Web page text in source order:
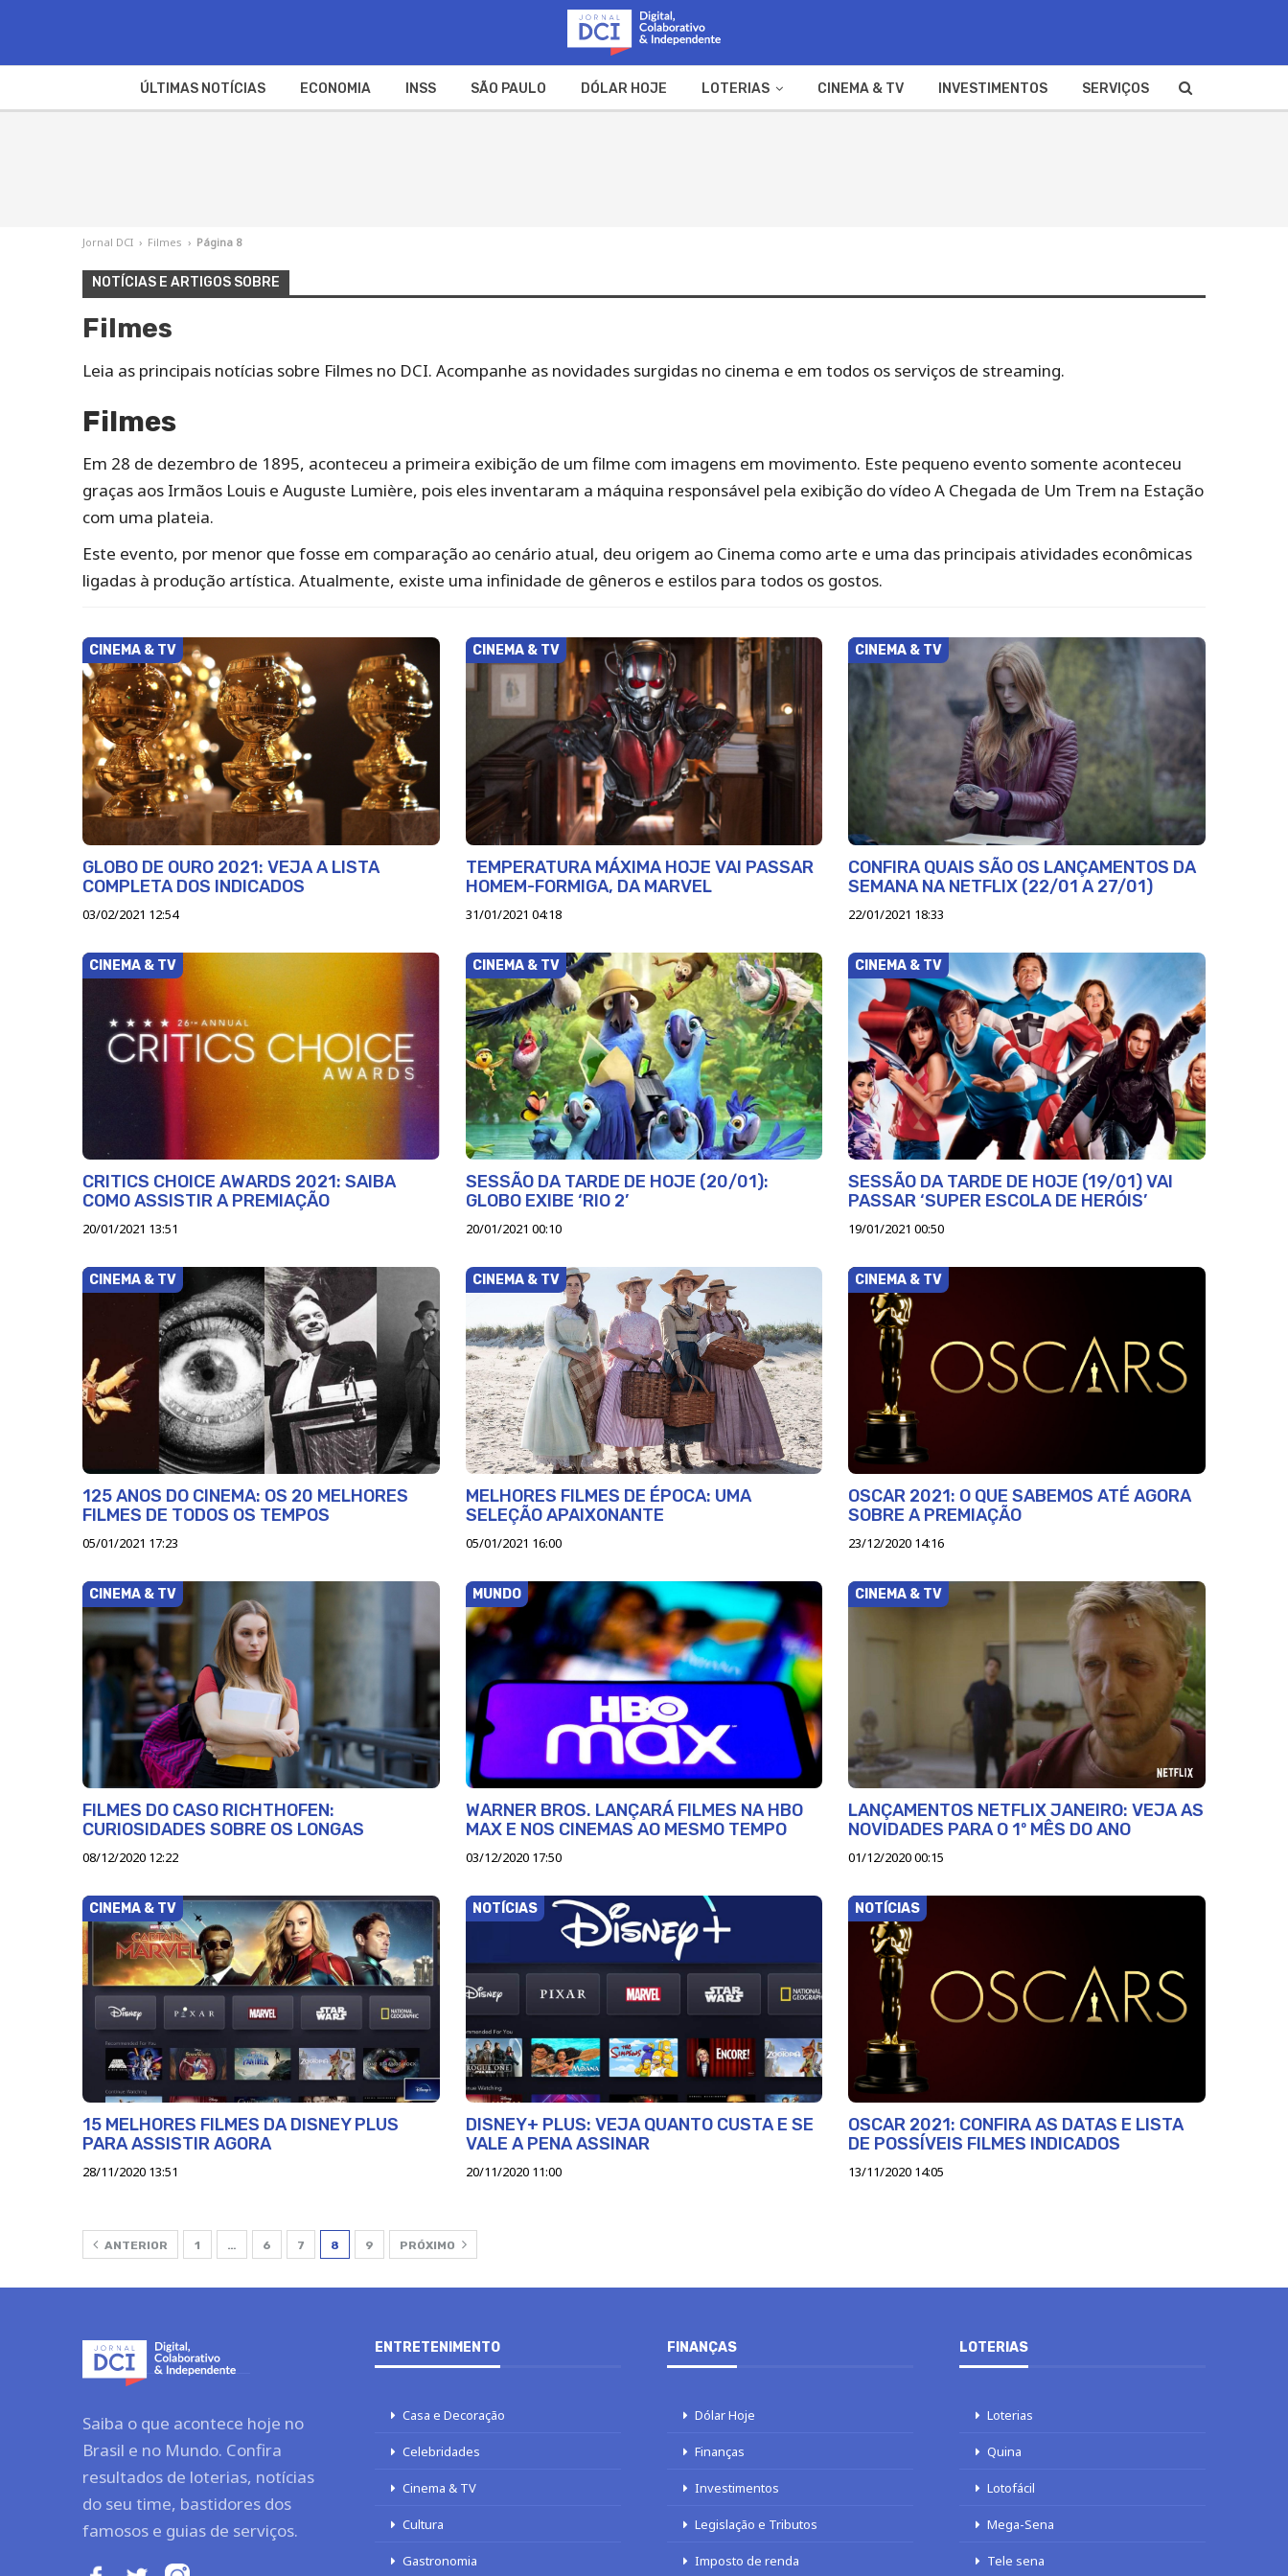
ÚLTIMAS NOTÍCIAS ECONOMIA INSS SÃO PAULO DÓLAR HOJE LOTERIAS CINEMA & TV INVESTIMENTOS SERVIÇOS
Jornal DCI › Filmes › Página 8
NOTÍCIAS E ARTIGOS SOBRE
Filmes
Leia as principais notícias sobre Filmes no DCI. Acompanhe as novidades surgidas no cinema e em todos os serviços de streaming.
Filmes
Em 28 de dezembro de 1895, aconteceu a primeira exibição de um filme com imagens em movimento. Este pequeno evento somente aconteceu
graças aos Irmãos Louis e Auguste Lumière, pois eles inventaram a máquina responsável pela exibição do vídeo A Chegada de Um Trem na Estação
com uma plateia.
Este evento, por menor que fosse em comparação ao cenário atual, deu origem ao Cinema como arte e uma das principais atividades econômicas
ligadas à produção artística. Atualmente, existe uma infinidade de gêneros e estilos para todos os gostos.
CINEMA & TV
GLOBO DE OURO 2021: VEJA A LISTA
COMPLETA DOS INDICADOS
03/02/2021 12:54
CINEMA & TV
TEMPERATURA MÁXIMA HOJE VAI PASSAR
HOMEM-FORMIGA, DA MARVEL
31/01/2021 04:18
CINEMA & TV
CONFIRA QUAIS SÃO OS LANÇAMENTOS DA
SEMANA NA NETFLIX (22/01 A 27/01)
22/01/2021 18:33
CINEMA & TV
CRITICS CHOICE AWARDS 2021: SAIBA
COMO ASSISTIR A PREMIAÇÃO
20/01/2021 13:51
CINEMA & TV
SESSÃO DA TARDE DE HOJE (20/01):
GLOBO EXIBE ‘RIO 2’
20/01/2021 00:10
CINEMA & TV
SESSÃO DA TARDE DE HOJE (19/01) VAI
PASSAR ‘SUPER ESCOLA DE HERÓIS’
19/01/2021 00:50
CINEMA & TV
125 ANOS DO CINEMA: OS 20 MELHORES
FILMES DE TODOS OS TEMPOS
05/01/2021 17:23
CINEMA & TV
MELHORES FILMES DE ÉPOCA: UMA
SELEÇÃO APAIXONANTE
05/01/2021 16:00
CINEMA & TV
OSCAR 2021: O QUE SABEMOS ATÉ AGORA
SOBRE A PREMIAÇÃO
23/12/2020 14:16
CINEMA & TV
FILMES DO CASO RICHTHOFEN:
CURIOSIDADES SOBRE OS LONGAS
08/12/2020 12:22
MUNDO
WARNER BROS. LANÇARÁ FILMES NA HBO
MAX E NOS CINEMAS AO MESMO TEMPO
03/12/2020 17:50
CINEMA & TV
LANÇAMENTOS NETFLIX JANEIRO: VEJA AS
NOVIDADES PARA O 1º MÊS DO ANO
01/12/2020 00:15
CINEMA & TV
15 MELHORES FILMES DA DISNEY PLUS
PARA ASSISTIR AGORA
28/11/2020 13:51
NOTÍCIAS
DISNEY+ PLUS: VEJA QUANTO CUSTA E SE
VALE A PENA ASSINAR
20/11/2020 11:00
NOTÍCIAS
OSCAR 2021: CONFIRA AS DATAS E LISTA
DE POSSÍVEIS FILMES INDICADOS
13/11/2020 14:05
ANTERIOR 1 … 6 7 8 9 PRÓXIMO
Saiba o que acontece hoje no
Brasil e no Mundo. Confira
resultados de loterias, notícias
do seu time, bastidores dos
famosos e guias de serviços.
ENTRETENIMENTO
Casa e Decoração
Celebridades
Cinema & TV
Cultura
Gastronomia
FINANÇAS
Dólar Hoje
Finanças
Investimentos
Legislação e Tributos
Imposto de renda
LOTERIAS
Loterias
Quina
Lotofácil
Mega-Sena
Tele sena